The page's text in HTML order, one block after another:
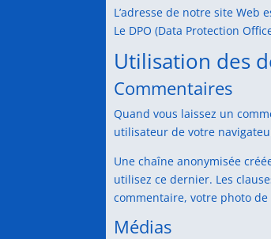
L’adresse de notre site
Le DPO (Data Protection
Utilisation des
Commentaires
Quand vous laissez un
utilisateur de votre
Une chaîne anonymisée
utilisez ce dernier. Les
commentaire, votre photo
Médias